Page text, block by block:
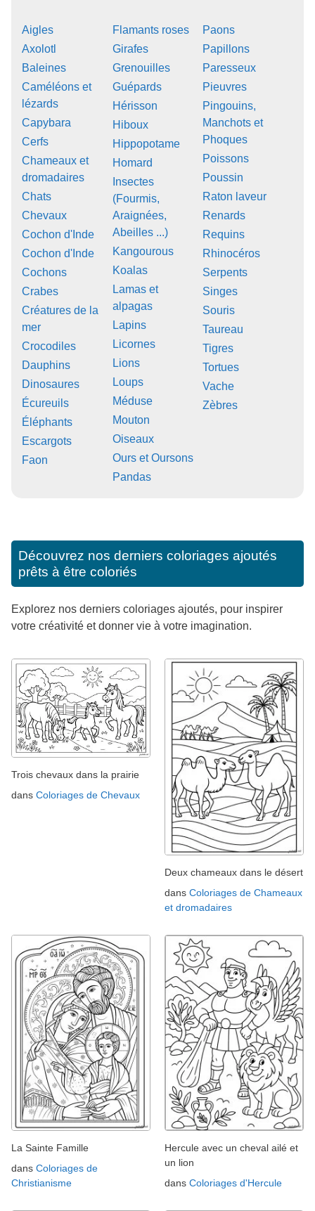
Aigles
Axolotl
Baleines
Caméléons et
lézards
Capybara
Cerfs
Chameaux et
dromadaires
Chats
Chevaux
Cochon d'Inde
Cochon d'Inde
Cochons
Crabes
Créatures de la
mer
Crocodiles
Dauphins
Dinosaures
Écureuils
Éléphants
Escargots
Faon
Flamants roses
Girafes
Grenouilles
Guépards
Hérisson
Hiboux
Hippopotame
Homard
Insectes
(Fourmis,
Araignées,
Abeilles ...)
Kangourous
Koalas
Lamas et
alpagas
Lapins
Licornes
Lions
Loups
Méduse
Mouton
Oiseaux
Ours et Oursons
Pandas
Paons
Papillons
Paresseux
Pieuvres
Pingouins,
Manchots et
Phoques
Poissons
Poussin
Raton laveur
Renards
Requins
Rhinocéros
Serpents
Singes
Souris
Taureau
Tigres
Tortues
Vache
Zèbres
Découvrez nos derniers coloriages ajoutés
prêts à être coloriés
Explorez nos derniers coloriages ajoutés, pour inspirer
votre créativité et donner vie à votre imagination.
Trois chevaux dans la prairie
dans Coloriages de Chevaux
Deux chameaux dans le désert
dans Coloriages de Chameaux
et dromadaires
La Sainte Famille
dans Coloriages de
Christianisme
Hercule avec un cheval ailé et
un lion
dans Coloriages d'Hercule